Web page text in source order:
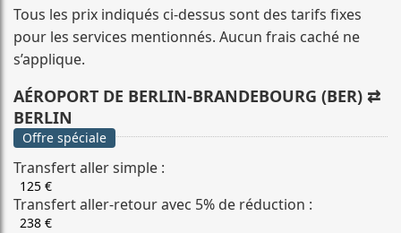
Tous les prix indiqués ci-dessus sont des tarifs fixes
pour les services mentionnés. Aucun frais caché ne
s’applique.
AÉROPORT DE BERLIN-BRANDEBOURG (BER) ⇄
BERLIN
Offre spéciale
Transfert aller simple :
125 €
Transfert aller-retour avec 5% de réduction :
238 €